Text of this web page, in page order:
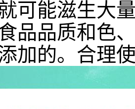
可能滋生大
品品质和色
加的。合理